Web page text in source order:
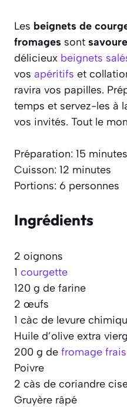
Les beignets de
fromages sont
délicieux beignets
vos apéritifs et
ravira vos papilles.
temps et servez-les à
vos invités. Tout le
Préparation: 15 minutes
Cuisson: 12 minutes
Portions: 6 personnes
Ingrédients
2 oignons
1 courgette
120 g de farine
2 œufs
1 càc de levure
Huile d’olive extra
200 g de fromage frais
Poivre
2 càs de coriandre
Gruyère râpé